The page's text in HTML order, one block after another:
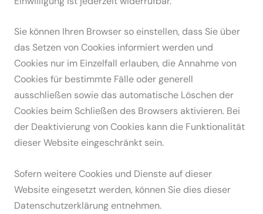
Sie können Ihren Browser so einstellen, dass Sie über
das Setzen von Cookies infor­miert werden und
Cookies nur im Einzelfall erlauben, die Annahme von
Cookies für bestimmte Fälle oder generell
ausschließen sowie das automa­tische Löschen der
Cookies beim Schließen des Browsers aktivieren. Bei
der Deakti­vierung von Cookies kann die Funktio­na­lität
dieser Website einge­schränkt sein.
Sofern weitere Cookies und Dienste auf dieser
Website einge­setzt werden, können Sie dies dieser
Daten­schutz­er­klärung entnehmen.